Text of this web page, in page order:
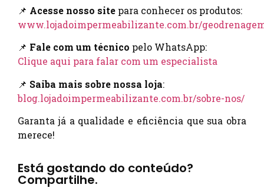
📌 Acesse nosso site para conhecer os produtos:
www.lojadoimpermeabilizante.com.br/
📌 Fale com um técnico pelo WhatsApp:
Clique aqui para falar com um especialista
📌 Saiba mais sobre nossa loja:
blog.lojadoimpermeabilizante.com.br/sobre-nos/
Garanta já a qualidade e eficiência que sua obra
merece!
Está gostando do conteúdo?
Compartilhe.